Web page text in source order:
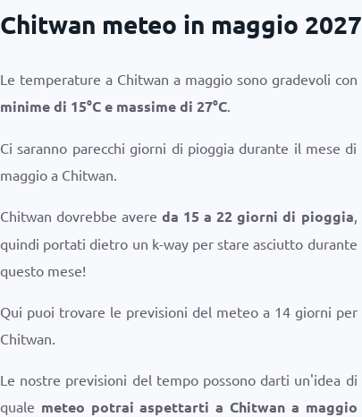
Chitwan meteo in maggio 2027
Le temperature a Chitwan a maggio sono gradevoli con
minime di 15°Ce massime di 27°C.
Ci saranno parecchi giorni di pioggia durante il mese di
maggio a Chitwan.
Chitwan dovrebbe avereda 15 a 22 giorni di pioggia,
quindi portati dietro un k-way per stare asciutto durante
questo mese!
Qui puoi trovare le previsioni del meteo a 14 giorni per
Chitwan.
Le nostre previsioni del tempo possono darti un'idea di
quale meteo potrai aspettarti a Chitwan a maggio